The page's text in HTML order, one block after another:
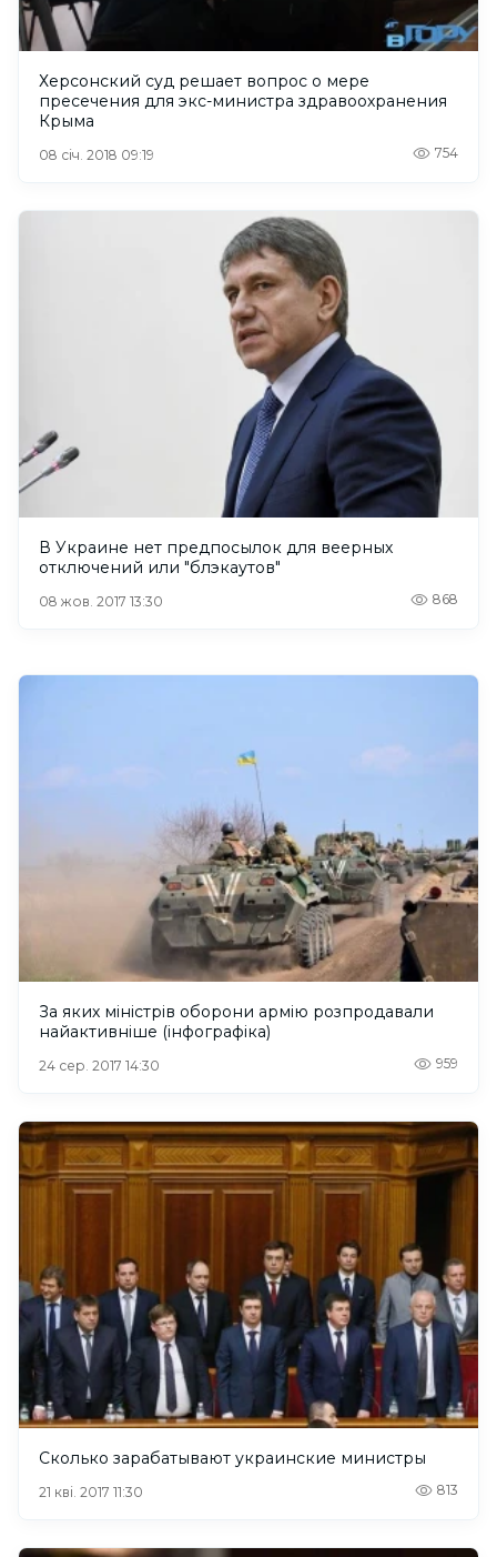
Херсонский суд решает вопрос о мере
пресечения для экс-министра здравоохранения
Крыма
08 січ. 2018 09:19 754
В Украине нет предпосылок для веерных
отключений или "блэкаутов"
08 жов. 2017 13:30 868
За яких міністрів оборони армію розпродавали
найактивніше (інфографіка)
24 сер. 2017 14:30 959
Сколько зарабатывают украинские министры
21 кві. 2017 11:30 813